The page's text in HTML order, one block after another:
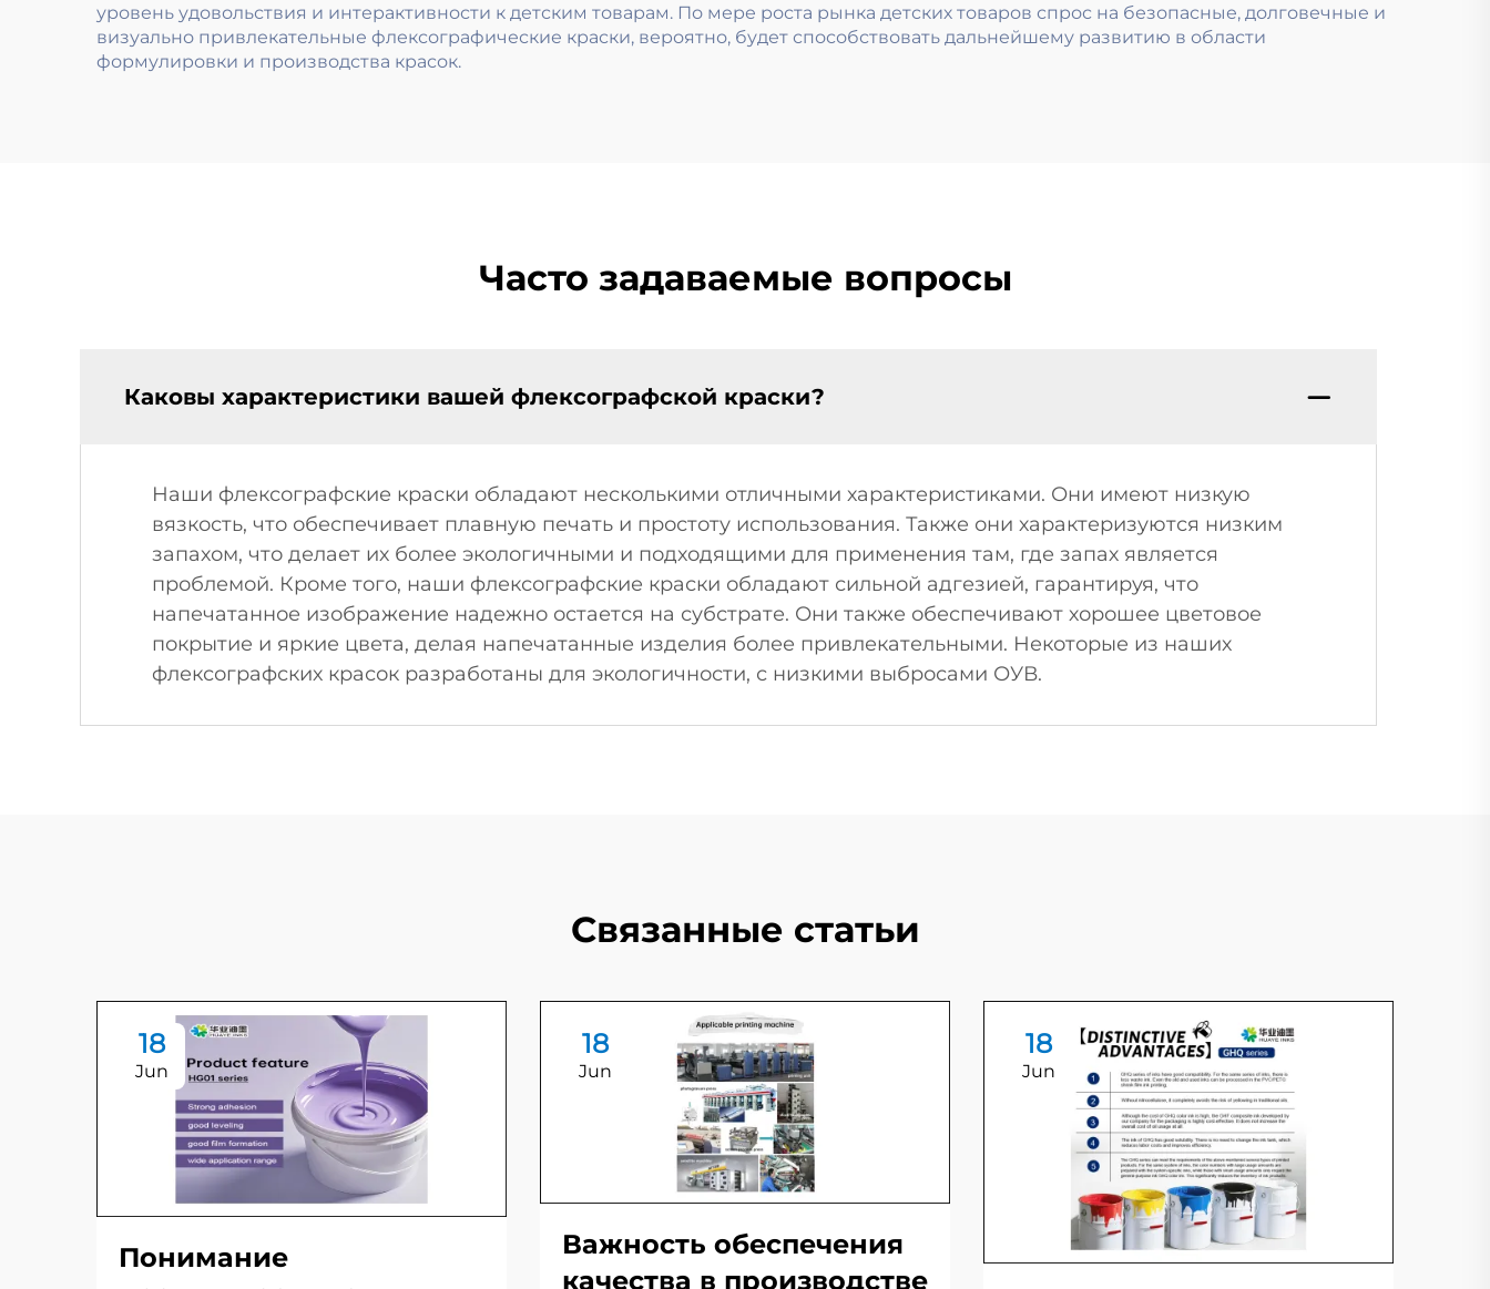
уровень удовольствия и интерактивности к детским товарам. По мере роста рынка детских товаров спрос на безопасные, долговечные и
визуально привлекательные флексографические краски, вероятно, будет способствовать дальнейшему развитию в области
формулировки и производства красок.
Часто задаваемые вопросы
Каковы характеристики вашей флексографской краски?
Наши флексографские краски обладают несколькими отличными характеристиками. Они имеют низкую
вязкость, что обеспечивает плавную печать и простоту использования. Также они характеризуются низким
запахом, что делает их более экологичными и подходящими для применения там, где запах является
проблемой. Кроме того, наши флексографские краски обладают сильной адгезией, гарантируя, что
напечатанное изображение надежно остается на субстрате. Они также обеспечивают хорошее цветовое
покрытие и яркие цвета, делая напечатанные изделия более привлекательными. Некоторые из наших
флексографских красок разработаны для экологичности, с низкими выбросами ОУВ.
Связанные статьи
18
Jun
Понимание
18
Jun
Важность обеспечения
качества в производстве
18
Jun